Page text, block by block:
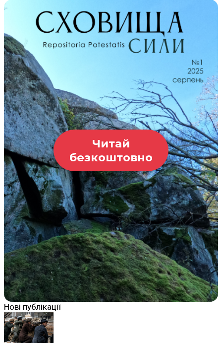
Читай
безкоштовно
Нові публікації